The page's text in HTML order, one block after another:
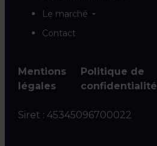
Le marché
Contact
Mentions
légales
Politique de
confidentialité
Siret : 45345096700022